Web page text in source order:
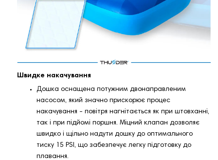
Швидке накачування
Дошка оснащена потужним двонаправленим
насосом, який значно прискорює процес
накачування - повітря нагнітається як при штовханні,
так і при підйомі поршня. Міцний клапан дозволяє
швидко і щільно надути дошку до оптимального
тиску 15 PSI, що забезпечує легку підготовку до
плавання.